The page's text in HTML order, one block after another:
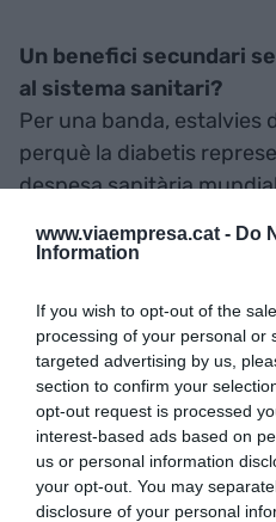
www.viaempresa.cat - Do
Information
If you wish to opt-out of the
processing of your personal or
targeted advertising by us,
section to confirm your
opt-out request is processed
interest-based ads based on
us or personal information
your opt-out. You may
disclosure of your personal
Un benefici secundari
al sistema sanitari?
Per una banda, estalvies
perquè la diabetis
despesa sanitària
entren en fallida amb
telemedicina, tens molts
al núvol, el metge pot
qualsevol lloc. A més a
metge no sap si el seu
descontrol. Amb
perquè el professional
de comandament on pot
les dades que els seus